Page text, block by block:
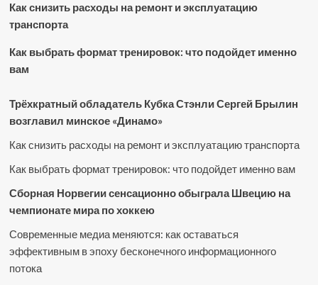
Как снизить расходы на ремонт и эксплуатацию
транспорта
Как выбрать формат тренировок: что подойдет именно
вам
Трёхкратный обладатель Кубка Стэнли Сергей Брылин
возглавил минское «Динамо»
Как снизить расходы на ремонт и эксплуатацию транспорта
Как выбрать формат тренировок: что подойдет именно вам
Сборная Норвегии сенсационно обыграла Швецию на
чемпионате мира по хоккею
Современные медиа меняются: как оставаться
эффективным в эпоху бесконечного информационного
потока